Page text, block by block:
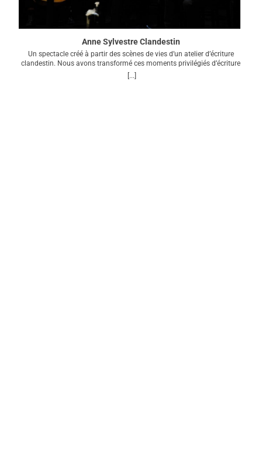
Anne Sylvestre Clandestin
Un spectacle créé à partir des scènes de vies d’un atelier d’écriture
clandestin. Nous avons transformé ces moments privilégiés d’écriture
pour que vous puissiez les vivre, comme si vous y étiez, chez Anne
Sylvestre avec nous sur scène. Avec de gros morceaux d’amour, du thé,
[...]